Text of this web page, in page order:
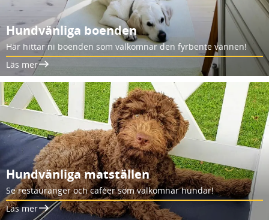
Hundvänliga boenden
Här hittar ni boenden som välkomnar den fyrbente vännen!
Läs mer
Hundvänliga matställen
Se restauranger och caféer som välkomnar hundar!
Läs mer